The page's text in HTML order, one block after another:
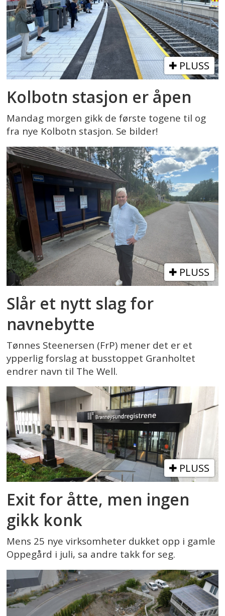
PLUSS
Kolbotn stasjon er åpen
Mandag morgen gikk de første togene til og
fra nye Kolbotn stasjon. Se bilder!
PLUSS
Slår et nytt slag for
navnebytte
Tønnes Steenersen (FrP) mener det er et
ypperlig forslag at busstoppet Granholtet
endrer navn til The Well.
PLUSS
Exit for åtte, men ingen
gikk konk
Mens 25 nye virksomheter dukket opp i gamle
Oppegård i juli, sa andre takk for seg.